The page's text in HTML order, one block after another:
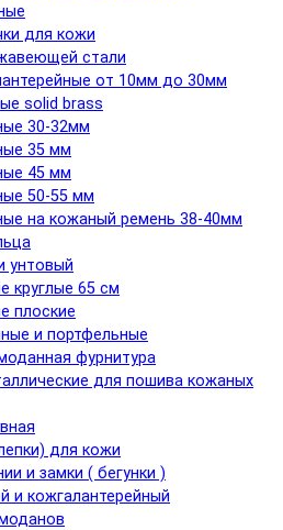
для кожи
стали
от 10мм до 30мм
solid brass
30-32мм
35 мм
45 мм
50-55 мм
на кожаный ремень 38-40мм
унтовый
круглые 65 см
плоские
и портфельные
фурнитура
для пошива кожаных
для кожи
и замки ( бегунки )
и кожгалантерейный